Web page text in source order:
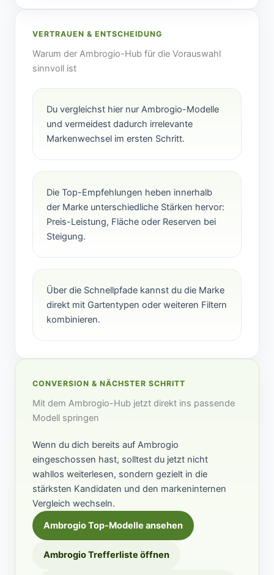
VERTRAUEN & ENTSCHEIDUNG
Warum der Ambrogio-Hub für die Vorauswahl
sinnvoll ist
Du vergleichst hier nur Ambrogio-Modelle
und vermeidest dadurch irrelevante
Markenwechsel im ersten Schritt.
Die Top-Empfehlungen heben innerhalb
der Marke unterschiedliche Stärken hervor:
Preis-Leistung, Fläche oder Reserven bei
Steigung.
Über die Schnellpfade kannst du die Marke
direkt mit Gartentypen oder weiteren Filtern
kombinieren.
CONVERSION & NÄCHSTER SCHRITT
Mit dem Ambrogio-Hub jetzt direkt ins passende
Modell springen
Wenn du dich bereits auf Ambrogio
eingeschossen hast, solltest du jetzt nicht
wahllos weiterlesen, sondern gezielt in die
stärksten Kandidaten und den markeninternen
Vergleich wechseln.
Ambrogio Top-Modelle ansehen
Ambrogio Trefferliste öffnen